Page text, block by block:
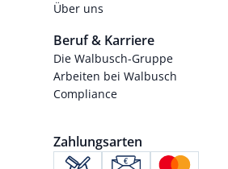
Über uns
Beruf & Karriere
Die Walbusch-Gruppe
Arbeiten bei Walbusch
Compliance
Zahlungsarten